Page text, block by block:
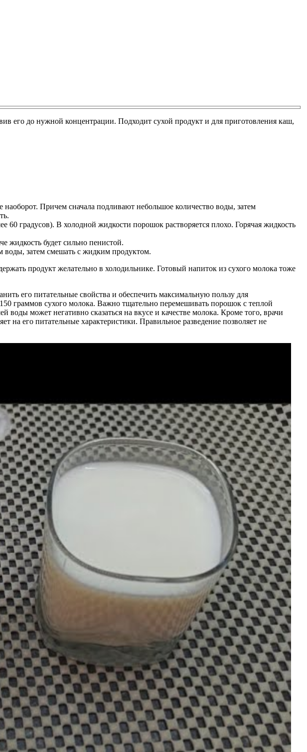
его до нужной концентрации. Подходит сухой продукт и для приготовления каш,
Причем сначала подливают небольшое количество воды, затем
60 градусов). В холодной жидкости порошок растворяется плохо. Горячая жидкость
жидкость будет сильно пенистой.
воды, затем смешать с жидким продуктом.
продукт желательно в холодильнике. Готовый напиток из сухого молока тоже
его питательные свойства и обеспечить максимальную пользу для
граммов сухого молока. Важно тщательно перемешивать порошок с теплой
может негативно сказаться на вкусе и качестве молока. Кроме того, врачи
на его питательные характеристики. Правильное разведение позволяет не